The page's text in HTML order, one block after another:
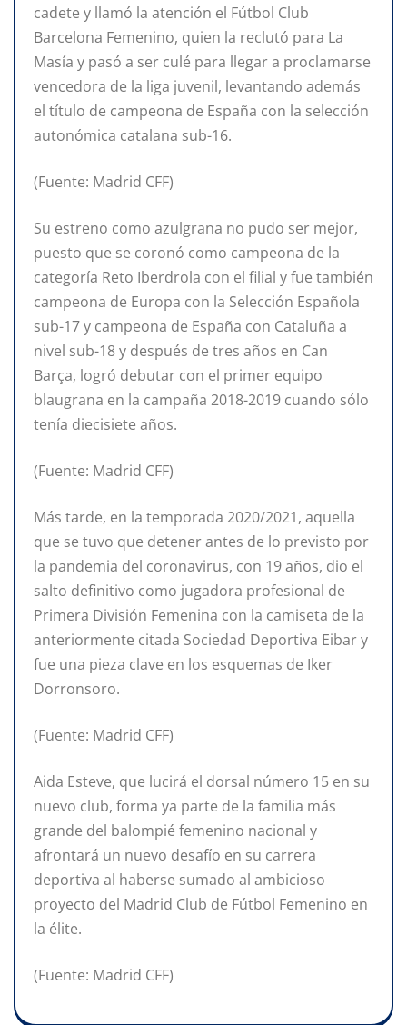
cadete y llamó la atención el Fútbol Club
Barcelona Femenino, quien la reclutó para La
Masía y pasó a ser culé para llegar a proclamarse
vencedora de la liga juvenil, levantando además
el título de campeona de España con la selección
autonómica catalana sub-16.
(Fuente: Madrid CFF)
Su estreno como azulgrana no pudo ser mejor,
puesto que se coronó como campeona de la
categoría Reto Iberdrola con el filial y fue también
campeona de Europa con la Selección Española
sub-17 y campeona de España con Cataluña a
nivel sub-18 y después de tres años en Can
Barça, logró debutar con el primer equipo
blaugrana en la campaña 2018-2019 cuando sólo
tenía diecisiete años.
(Fuente: Madrid CFF)
Más tarde, en la temporada 2020/2021, aquella
que se tuvo que detener antes de lo previsto por
la pandemia del coronavirus, con 19 años, dio el
salto definitivo como jugadora profesional de
Primera División Femenina con la camiseta de la
anteriormente citada Sociedad Deportiva Eibar y
fue una pieza clave en los esquemas de Iker
Dorronsoro.
(Fuente: Madrid CFF)
Aida Esteve, que lucirá el dorsal número 15 en su
nuevo club, forma ya parte de la familia más
grande del balompié femenino nacional y
afrontará un nuevo desafío en su carrera
deportiva al haberse sumado al ambicioso
proyecto del Madrid Club de Fútbol Femenino en
la élite.
(Fuente: Madrid CFF)